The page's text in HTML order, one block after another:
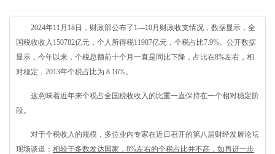
2024年11月18日，财政部公布了1—10月财政收支情况，数据显示，全
国税收收入150782亿元，个人所得税11987亿元，个税占比7.9%。公开数据
显示，今年以来，个税总额前十个月一直是同比下降，占比在8%左右，相
对稳定，2013年个税占比为 8.16%。
这意味着近年来个税占全国税收收入的比重一直保持在一个相对稳定阶
段。
对于个税收入的规模，多位业内专家在近日召开的第八届财经发展论坛
现场谈道： 相较于多数发达国家，8%左右的个税占比并不高，如再进一步